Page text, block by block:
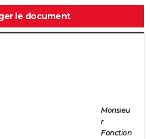
le document
Monsieu
r
Fonction